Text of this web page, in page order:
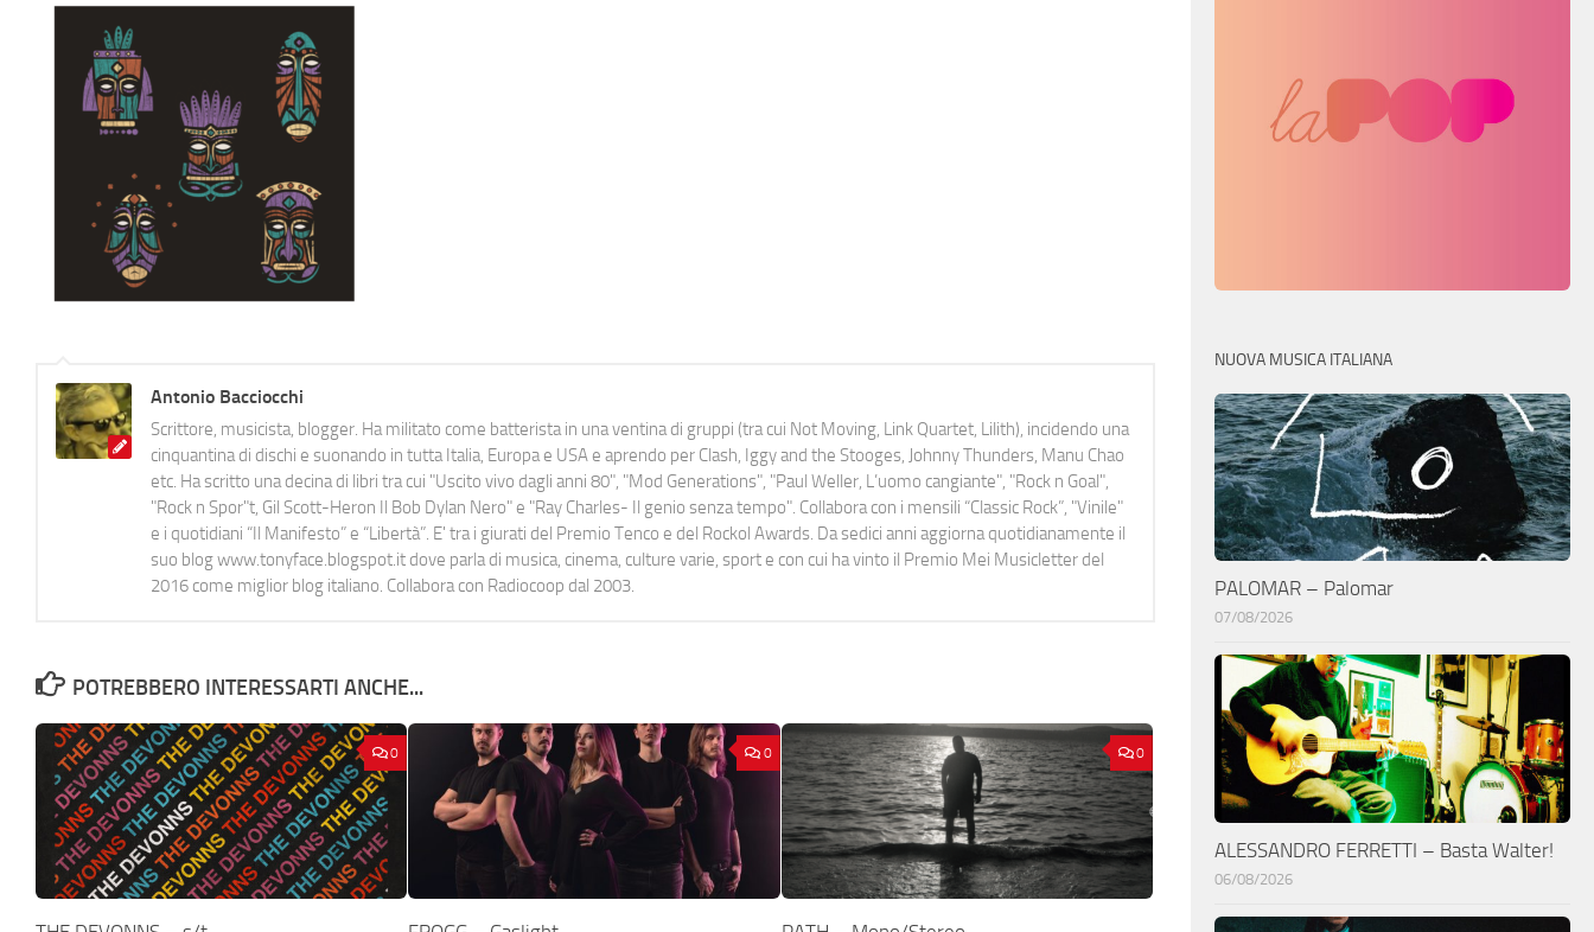
Antonio Bacciocchi
Scrittore, musicista, blogger. Ha militato come batterista in una ventina di gruppi (tra cui Not Moving, Link Quartet, Lilith), incidendo una
cinquantina di dischi e suonando in tutta Italia, Europa e USA e aprendo per Clash, Iggy and the Stooges, Johnny Thunders, Manu Chao
etc. Ha scritto una decina di libri tra cui "Uscito vivo dagli anni 80", "Mod Generations", "Paul Weller, L’uomo cangiante", "Rock n Goal",
"Rock n Spor"t, Gil Scott-Heron Il Bob Dylan Nero" e "Ray Charles- Il genio senza tempo". Collabora con i mensili “Classic Rock”, "Vinile"
e i quotidiani “Il Manifesto” e “Libertà”. E' tra i giurati del Premio Tenco e del Rockol Awards. Da sedici anni aggiorna quotidianamente il
suo blog www.tonyface.blogspot.it dove parla di musica, cinema, culture varie, sport e con cui ha vinto il Premio Mei Musicletter del
2016 come miglior blog italiano. Collabora con Radiocoop dal 2003.
POTREBBERO INTERESSARTI ANCHE...
0 0 0
NUOVA MUSICA ITALIANA
PALOMAR – Palomar
07/08/2026
ALESSANDRO FERRETTI – Basta Walter!
06/08/2026